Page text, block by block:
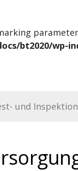
bt2020/wp-
und